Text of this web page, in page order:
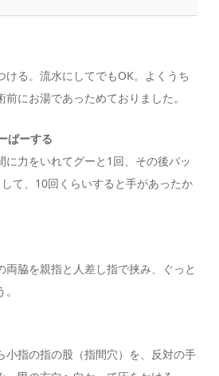
ける。流水にしてでもOK。よくうち
にお湯であっためておりました。
ぱーする
に力をいれてグーと1回、その後パッ
て、10回くらいすると手があったか
両脇を親指と人差し指で挟み、ぐっと
小指の指の股（指間穴）を、反対の手